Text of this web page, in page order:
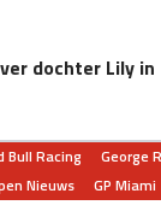
dochter Lily
Bull Racing
George
Nieuws GP Miami